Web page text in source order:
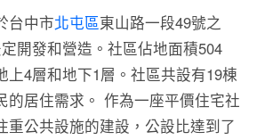
台中市北屯區東山路一段49號之
開發和營造。社區佔地面積504
上4層和地下1層。社區共設有19棟
的居住需求。 作為一座平價住宅社
重公共設施的建設，公設比達到了